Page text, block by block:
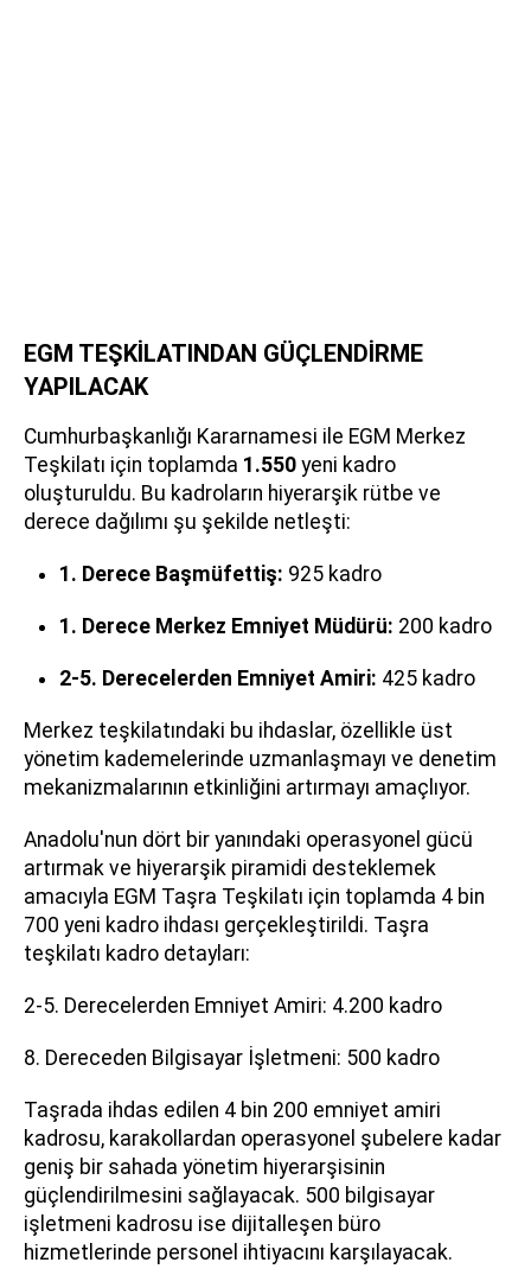
EGM TEŞKİLATINDAN GÜÇLENDİRME
YAPILACAK
Cumhurbaşkanlığı Kararnamesi ile EGM Merkez
Teşkilatı için toplamda 1.550 yeni kadro
oluşturuldu. Bu kadroların hiyerarşik rütbe ve
derece dağılımı şu şekilde netleşti:
1. Derece Başmüfettiş: 925 kadro
1. Derece Merkez Emniyet Müdürü: 200 kadro
2-5. Derecelerden Emniyet Amiri: 425 kadro
Merkez teşkilatındaki bu ihdaslar, özellikle üst
yönetim kademelerinde uzmanlaşmayı ve denetim
mekanizmalarının etkinliğini artırmayı amaçlıyor.
Anadolu'nun dört bir yanındaki operasyonel gücü
artırmak ve hiyerarşik piramidi desteklemek
amacıyla EGM Taşra Teşkilatı için toplamda 4 bin
700 yeni kadro ihdası gerçekleştirildi. Taşra
teşkilatı kadro detayları:
2-5. Derecelerden Emniyet Amiri: 4.200 kadro
8. Dereceden Bilgisayar İşletmeni: 500 kadro
Taşrada ihdas edilen 4 bin 200 emniyet amiri
kadrosu, karakollardan operasyonel şubelere kadar
geniş bir sahada yönetim hiyerarşisinin
güçlendirilmesini sağlayacak. 500 bilgisayar
işletmeni kadrosu ise dijitalleşen büro
hizmetlerinde personel ihtiyacını karşılayacak.